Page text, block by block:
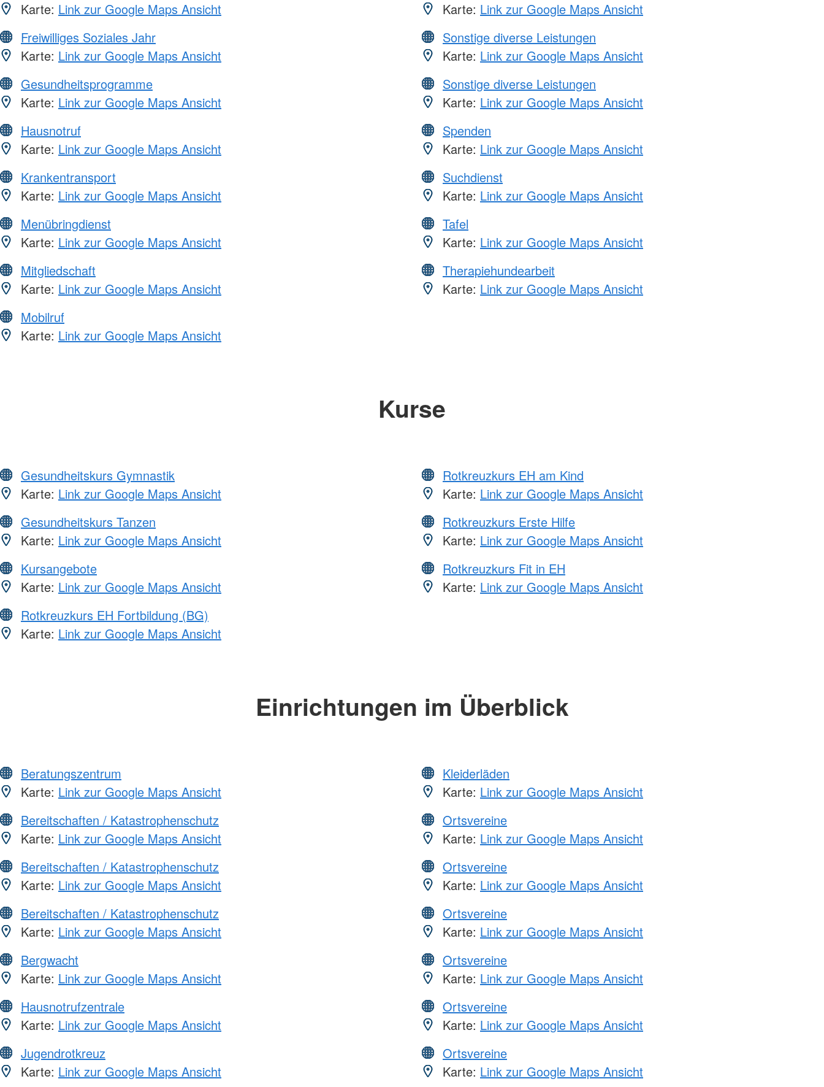
Karte: Link zur Google Maps Ansicht
Freiwilliges Soziales Jahr
Karte: Link zur Google Maps Ansicht
Gesundheitsprogramme
Karte: Link zur Google Maps Ansicht
Hausnotruf
Karte: Link zur Google Maps Ansicht
Krankentransport
Karte: Link zur Google Maps Ansicht
Menübringdienst
Karte: Link zur Google Maps Ansicht
Mitgliedschaft
Karte: Link zur Google Maps Ansicht
Mobilruf
Karte: Link zur Google Maps Ansicht
Karte: Link zur Google Maps Ansicht
Sonstige diverse Leistungen
Karte: Link zur Google Maps Ansicht
Sonstige diverse Leistungen
Karte: Link zur Google Maps Ansicht
Spenden
Karte: Link zur Google Maps Ansicht
Suchdienst
Karte: Link zur Google Maps Ansicht
Tafel
Karte: Link zur Google Maps Ansicht
Therapiehundearbeit
Karte: Link zur Google Maps Ansicht
Kurse
Gesundheitskurs Gymnastik
Karte: Link zur Google Maps Ansicht
Gesundheitskurs Tanzen
Karte: Link zur Google Maps Ansicht
Kursangebote
Karte: Link zur Google Maps Ansicht
Rotkreuzkurs EH Fortbildung (BG)
Karte: Link zur Google Maps Ansicht
Rotkreuzkurs EH am Kind
Karte: Link zur Google Maps Ansicht
Rotkreuzkurs Erste Hilfe
Karte: Link zur Google Maps Ansicht
Rotkreuzkurs Fit in EH
Karte: Link zur Google Maps Ansicht
Einrichtungen im Überblick
Beratungszentrum
Karte: Link zur Google Maps Ansicht
Bereitschaften / Katastrophenschutz
Karte: Link zur Google Maps Ansicht
Bereitschaften / Katastrophenschutz
Karte: Link zur Google Maps Ansicht
Bereitschaften / Katastrophenschutz
Karte: Link zur Google Maps Ansicht
Bergwacht
Karte: Link zur Google Maps Ansicht
Hausnotrufzentrale
Karte: Link zur Google Maps Ansicht
Jugendrotkreuz
Karte: Link zur Google Maps Ansicht
Kleiderläden
Karte: Link zur Google Maps Ansicht
Ortsvereine
Karte: Link zur Google Maps Ansicht
Ortsvereine
Karte: Link zur Google Maps Ansicht
Ortsvereine
Karte: Link zur Google Maps Ansicht
Ortsvereine
Karte: Link zur Google Maps Ansicht
Ortsvereine
Karte: Link zur Google Maps Ansicht
Ortsvereine
Karte: Link zur Google Maps Ansicht